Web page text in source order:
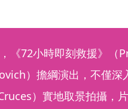
《72小時即刻救援》（
）擔綱演出，不僅深
）實地取景拍攝，